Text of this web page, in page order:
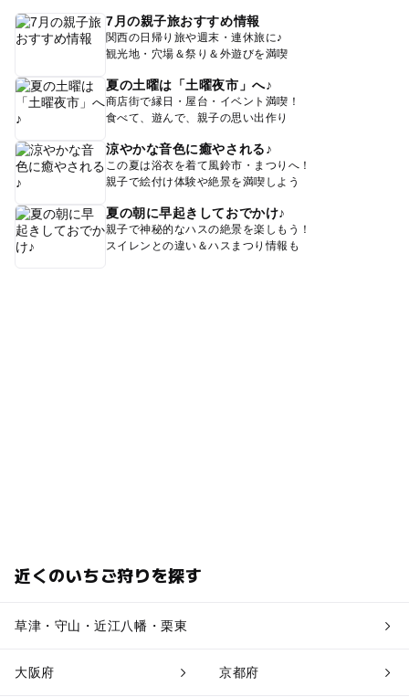
7月の親子旅おすすめ情報
関西の日帰り旅や週末・連休旅に♪
観光地・穴場＆祭り＆外遊びを満喫
夏の土曜は「土曜夜市」へ♪
商店街で縁日・屋台・イベント満喫！
食べて、遊んで、親子の思い出作り
涼やかな音色に癒やされる♪
この夏は浴衣を着て風鈴市・まつりへ！
親子で絵付け体験や絶景を満喫しよう
夏の朝に早起きしておでかけ♪
親子で神秘的なハスの絶景を楽しもう！
スイレンとの違い＆ハスまつり情報も
近くのいちご狩りを探す
草津・守山・近江八幡・栗東
大阪府 京都府